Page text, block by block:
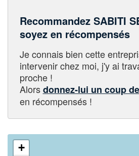
Recommandez SABITI
soyez en récompensés
Je connais bien cette
intervenir chez moi, j'y ai
proche !
Alorsdonnez-lui un coup
en récompensés !
+